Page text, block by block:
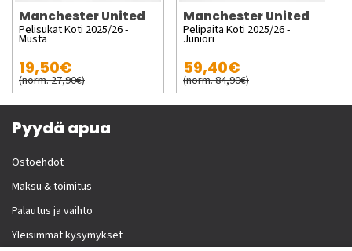
Manchester United
Pelisukat Koti 2025/26 -
Musta
19,50€
(norm. 27,90€)
Manchester United
Pelipaita Koti 2025/26 -
Juniori
59,40€
(norm. 84,90€)
Pyydä apua
Ostoehdot
Maksu & toimitus
Palautus ja vaihto
Yleisimmät kysymykset